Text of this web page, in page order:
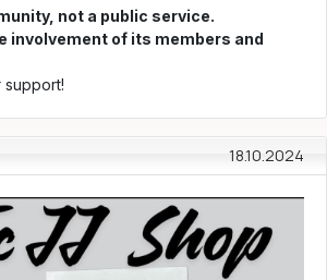
not a public service.
involvement of its members and
18.10.2024